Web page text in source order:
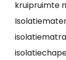
kruipruimte